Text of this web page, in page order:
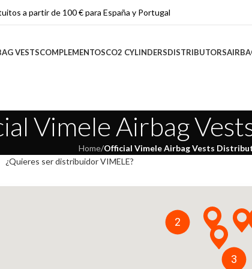
a partir de 100 € para España y Portugal
VESTSCOMPLEMENTOSCO2 CYLINDERSDISTRIBUTORS
Vimele Airbag
Home/Official Vimele Airbag Vests
¿Quieres ser distribuidor VIMELE?
3
2